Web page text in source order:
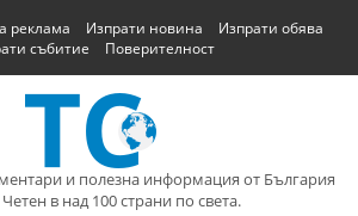
реклама Изпрати новина
Изпрати обява
събитие
Поверителност
и полезна информация от България
в над 100 страни по света.